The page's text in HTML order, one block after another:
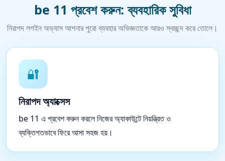
be 11 প্রবেশ করুন: ব্যবহারিক সুবিধা
নিরাপদ লগইন অভ্যাস আপনার পুরো ব্যবহার অভিজ্ঞতাকে আরও স্বচ্ছন্দ করে তোলে।
🔐
নিরাপদ অ্যাক্সেস
be 11 এ প্রবেশ করুন করলে নিজের অ্যাকাউন্টে নিয়ন্ত্রিত ও
ব্যক্তিগতভাবে ফিরে আসা সহজ হয়।